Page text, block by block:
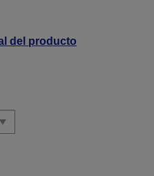
del producto